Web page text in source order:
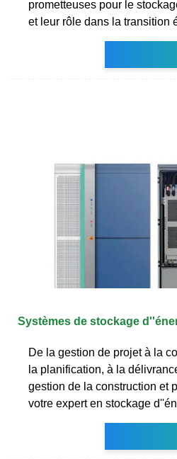
prometteuses pour le
et leur rôle dans la transition
Systèmes de stockage
De la gestion de projet à la
la planification, à la
gestion de la construction et
votre expert en stockage